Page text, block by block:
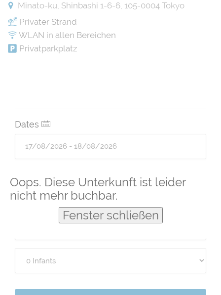
Oops. Diese Unterkunft ist leider
nicht mehr buchbar.
Fenster schließen
Minato-ku, Shinbashi 1-6-6, 105-0004 Tokyo
Privater Strand
WLAN in allen Bereichen
Privatparkplatz
Dates